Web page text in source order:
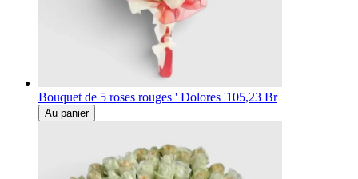
Bouquet de 5 roses rouges ' Dolores '105,23 Br
Au panier